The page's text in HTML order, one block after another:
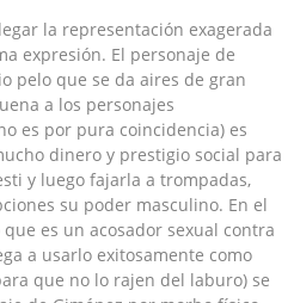
la representación exagerada
expresión. El personaje de
pelo que se da aires de gran
a los personajes
es por pura coincidencia) es
dinero y prestigio social para
y luego fajarla a trompadas,
su poder masculino. En el
es un acosador sexual contra
a usarlo exitosamente como
que no lo rajen del laburo) se